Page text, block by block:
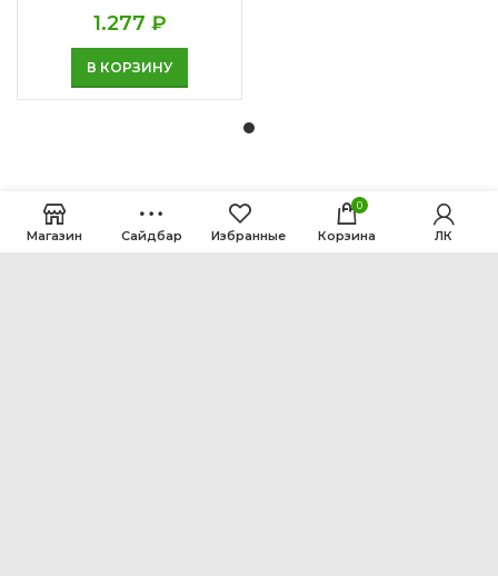
1.277 ₽
В КОРЗИНУ
Магазин Сайдбар Избранные
0
Корзина ЛК